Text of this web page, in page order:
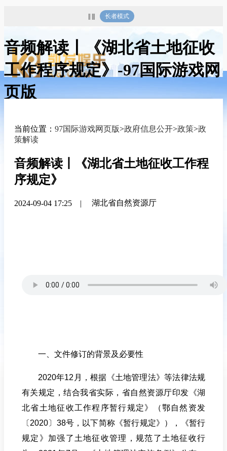
长者模式
音频解读丨《湖北省土地征收
工作程序规定》-97国际游戏网
页版
当前位置： 97国际游戏网页版>政府信息公开>政策>政
策解读
音频解读丨《湖北省土地征收工作程
序规定》
2024-09-04 17:25 | 湖北省自然资源厅
一、文件修订的背景及必要性
2020年12 月，根据《土地管理法》等法律法规
有关规定，结合我省实际，省自然资源厅印发《湖
北省土地征收工作程序暂行规定》（鄂自然资发
〔 2020〕 38号，以下简称《暂行规定》），《暂行
规定》加强了土地征收管理，规范了土地征收行